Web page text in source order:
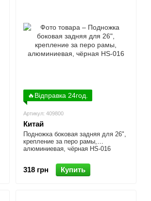
🔥Відправка 24год.
Артикул: 409800
Китай
Подножка боковая задняя для 26",
крепление за перо рамы,
алюминиевая, чёрная HS-016
318 грн Купить